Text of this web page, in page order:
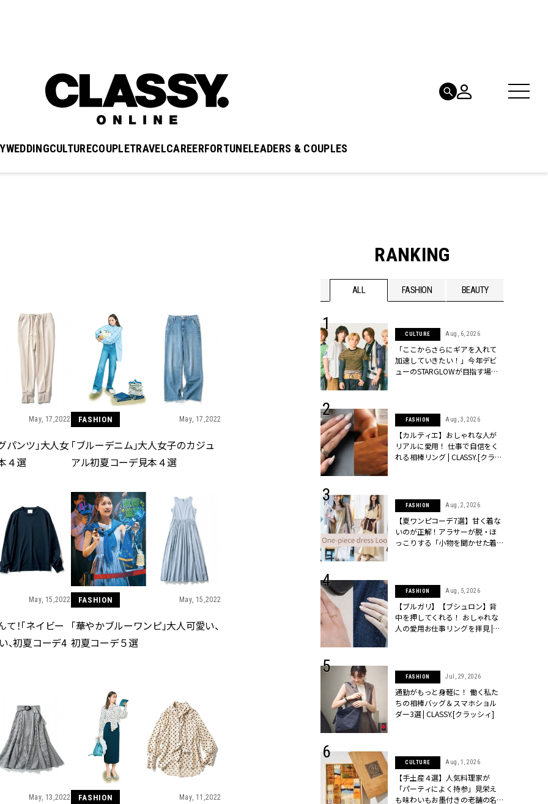
WEDDINGCULTURECOUPLETRAVELCAREERFORTUNELEADERS & COUPLES
May, 17,2022
パンツ」大人女
４選
FASHION May, 17,2022
「ブルーデニム」大人女子のカジュ
アル初夏コーデ見本４選
May, 15,2022
！「ネイビー
、初夏コーデ4
FASHION May, 15,2022
「華やかブルーワンピ」大人可愛い、
初夏コーデ５選
May, 13,2022 FASHION May, 11,2022
RANKING
ALL FASHION BEAUTY
Aug, 6, 2026
【ヘアアクセ6選】手抜きに見え
ない！アラサーのまとめ髪が垢
抜ける「即戦力アクセ」たち |
CLASSY.[クラッシィ]
BEAUTY Aug, 5, 2026
ボ」を。新【SOFINA BASIC＋】
のお手入れでうるおってなめら
かな肌を目指す | CLASSY.[クラッ
Aug, 7, 2026
【UV下地】酷暑に頼れる！
2,000円台〜3,000円台の名品3選
｜30代美容ライターが正直レビ
ュー | CLASSY.[クラッシィ]
Aug, 7, 2026
冷房・紫外線etc...「夏の隠れ乾
クリーム】3選＜30代のベストコ
スメ＞ | CLASSY.[クラッシィ]
【落ちない名品リップ10選】塗
り直しできない・皮むけしやす
いetc.悩みをクリア | CLASSY.[ク
ラッシィ]
BEAUTY Aug, 5, 2026
夏の深刻なくすみ・色ムラにア
プローチ！【透明感を底上げ】
神コスメ３選 | CLASSY.[クラッシ
ング22選｜20〜30代カップルの
ンピ”は『スカーフ』で盛るのが
グ』は普段使いもしやすい！ |
CULTURE Aug, 6, 2026
「ここからさらにギアを入れて
加速していきたい！」今年デビ
ューのSTARGLOWが目指す場所
FASHION Aug, 3, 2026
【カルティエ】おしゃれな人が
リアルに愛用！ 仕事で自信をく
れる相棒リング | CLASSY.[クラッ
FASHION Aug, 2, 2026
【夏ワンピコーデ7選】甘く着な
いのが正解！アラサーが脱・ほ
っこりする「小物を聞かせた着
FASHION Aug, 5, 2026
【ブルガリ】【ブシュロン】背
中を押してくれる！ おしゃれな
人の愛用お仕事リングを拝見 |
FASHION Jul, 29, 2026
通勤がもっと身軽に！ 働く私た
ちの相棒バッグ＆スマホショル
ダー3選 | CLASSY.[クラッシィ]
CULTURE Aug, 1, 2026
【手土産４選】人気料理家が
「パーティによく持参」見栄え
も味わいもお墨付きの老舗の名